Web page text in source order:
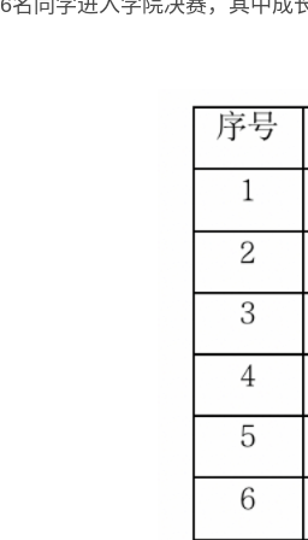
名同学进入学院决赛，其中成